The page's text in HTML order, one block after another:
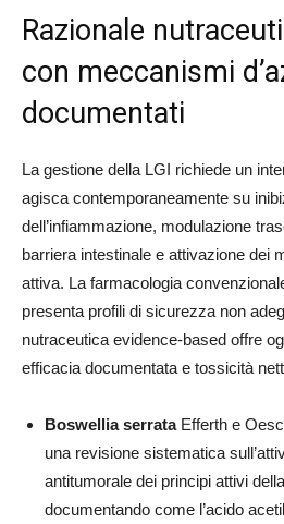
Razionale
con meccanismi
documentati
La gestione della LGI richiede un
agisca contemporaneamente su
dell’infiammazione, modulazione
barriera intestinale e attivazione dei
attiva. La farmacologia
presenta profili di sicurezza non
nutraceutica evidence-based offre
efficacia documentata e tossicità
Boswellia serrataEfferth e
una revisione sistematica
antitumorale dei principi attivi
documentando come l’acido